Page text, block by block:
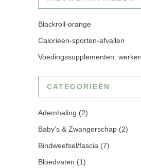
Blackroll-orange
Calorieen-sporten-afvallen
Voedingssupplementen:
CATEGORIEËN
Ademhaling (2)
Baby's & Zwangerschap (2)
Bindweefsel/fascia (7)
Bloedvaten (1)